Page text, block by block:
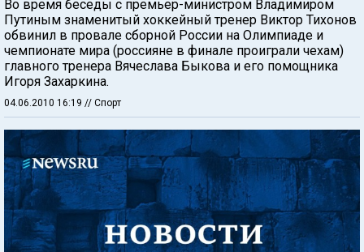
Во время беседы с премьер-министром Владимиром
Путиным знаменитый хоккейный тренер Виктор Тихонов
обвинил в провале сборной России на Олимпиаде и
чемпионате мира (россияне в финале проиграли чехам)
главного тренера Вячеслава Быкова и его помощника
Игоря Захаркина.
04.06.2010 16:19 // Спорт